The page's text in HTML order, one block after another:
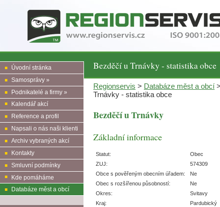
Bezděčí u Trnávky - statistika obce
Úvodní stránka
Samosprávy »
Podnikatelé a firmy »
Kalendář akcí
Reference a profil
Napsali o nás naši klienti
Archiv vybraných akcí
Kontakty
Smluvní podmínky
Kde pomáháme
Databáze měst a obcí
Regionservis > Databáze měst a obcí
Trnávky - statistika obce
Bezděčí u Trnávky
Základní informace
Statut:
Obec
ZUJ:
574309
Obce s pověřeným obecním úřadem:
Ne
Obec s rozšířenou působností:
Ne
Okres:
Svitavy
Kraj:
Pardubický